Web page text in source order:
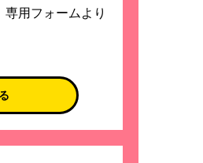
用フォームより